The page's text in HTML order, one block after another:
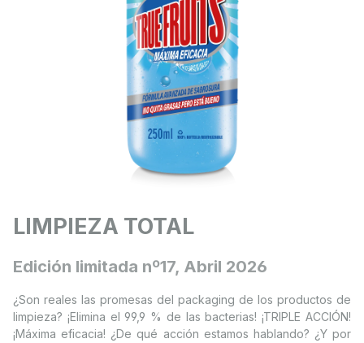
LIMPIEZA TOTAL
Edición limitada nº17, Abril 2026
¿Son reales las promesas del packaging de los productos de
limpieza? ¡Elimina el 99,9 % de las bacterias! ¡TRIPLE ACCIÓN!
¡Máxima eficacia! ¿De qué acción estamos hablando? ¿Y por